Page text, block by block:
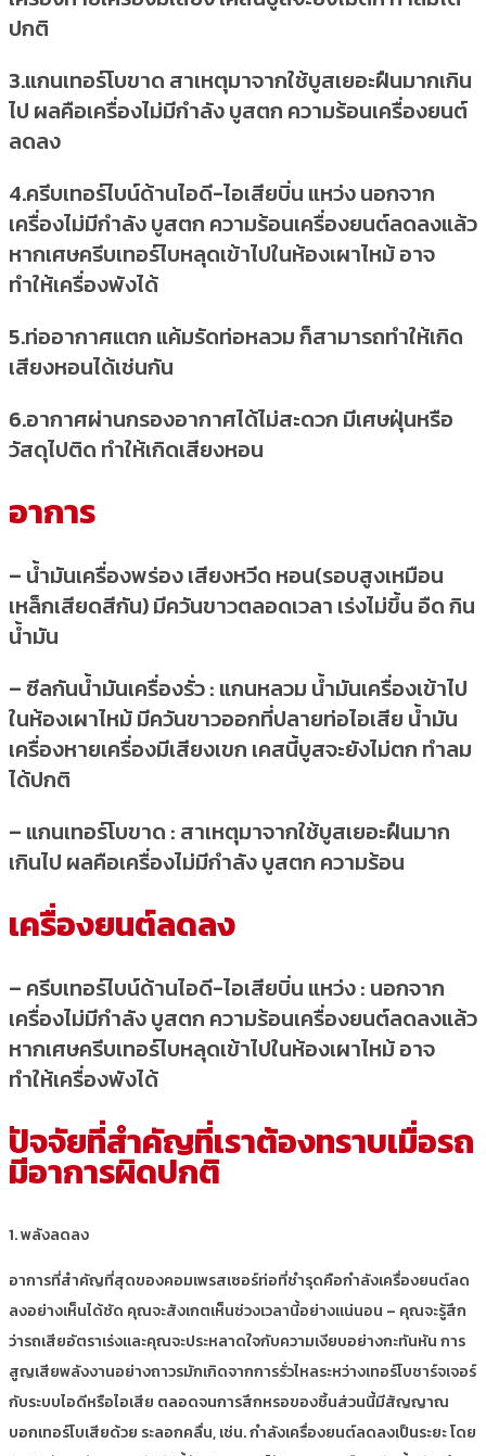
ปกติ
3.แกนเทอร์โบขาด สาเหตุมาจากใช้บูสเยอะฝืนมากเกิน
ไป ผลคือเครื่องไม่มีกำลัง บูสตก ความร้อนเครื่องยนต์
ลดลง
4.ครีบเทอร์ไบน์ด้านไอดี-ไอเสียบิ่น แหว่ง นอกจาก
เครื่องไม่มีกำลัง บูสตก ความร้อนเครื่องยนต์ลดลงแล้ว
หากเศษครีบเทอร์ไบหลุดเข้าไปในห้องเผาไหม้ อาจ
ทำให้เครื่องพังได้
5.ท่ออากาศแตก แค้มรัดท่อหลวม ก็สามารถทำให้เกิด
เสียงหอนได้เช่นกัน
6.อากาศผ่านกรองอากาศได้ไม่สะดวก มีเศษฝุ่นหรือ
วัสดุไปติด ทำให้เกิดเสียงหอน
อาการ
– น้ำมันเครื่องพร่อง เสียงหวีด หอน(รอบสูงเหมือน
เหล็กเสียดสีกัน) มีควันขาวตลอดเวลา เร่งไม่ขึ้น อืด กิน
น้ำมัน
– ซีลกันน้ำมันเครื่องรั่ว : แกนหลวม น้ำมันเครื่องเข้าไป
ในห้องเผาไหม้ มีควันขาวออกที่ปลายท่อไอเสีย น้ำมัน
เครื่องหายเครื่องมีเสียงเขก เคสนี้บูสจะยังไม่ตก ทำลม
ได้ปกติ
– แกนเทอร์โบขาด : สาเหตุมาจากใช้บูสเยอะฝืนมาก
เกินไป ผลคือเครื่องไม่มีกำลัง บูสตก ความร้อน
เครื่องยนต์ลดลง
– ครีบเทอร์ไบน์ด้านไอดี-ไอเสียบิ่น แหว่ง : นอกจาก
เครื่องไม่มีกำลัง บูสตก ความร้อนเครื่องยนต์ลดลงแล้ว
หากเศษครีบเทอร์ไบหลุดเข้าไปในห้องเผาไหม้ อาจ
ทำให้เครื่องพังได้
ปัจจัยที่สำคัญที่เราต้องทราบเมื่อรถ
มีอาการผิดปกติ
1. พลังลดลง
อาการที่สำคัญที่สุดของคอมเพรสเซอร์ท่อที่ชำรุดคือกำลังเครื่องยนต์ลด
ลงอย่างเห็นได้ชัด คุณจะสังเกตเห็นช่วงเวลานี้อย่างแน่นอน – คุณจะรู้สึก
ว่ารถเสียอัตราเร่งและคุณจะประหลาดใจกับความเงียบอย่างกะทันหัน การ
สูญเสียพลังงานอย่างถาวรมักเกิดจากการรั่วไหลระหว่างเทอร์โบชาร์จเจอร์
กับระบบไอดีหรือไอเสีย ตลอดจนการสึกหรอของชิ้นส่วนนี้มีสัญญาณ
บอกเทอร์โบเสียด้วย ระลอกคลื่น, เช่น. กำลังเครื่องยนต์ลดลงเป็นระยะ โดย